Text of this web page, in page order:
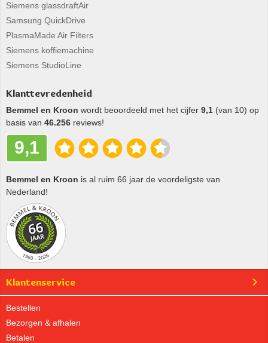
Siemens glassdraftAir
Samsung QuickDrive
PlasmaMade Air Filters
Siemens koffiemachine
Siemens StudioLine
Klanttevredenheid
Bemmel en Kroon wordt beoordeeld met het cijfer 9,1 (van 10) op
basis van 46.256 reviews!
9,1
Bemmel en Kroon is al ruim 66 jaar de voordeligste van
Nederland!
Klantenservice
Bestellen
Bezorgen & afhalen
Betalen